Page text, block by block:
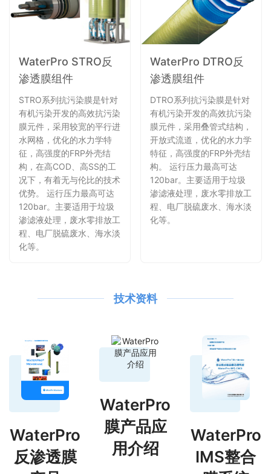
WaterPro STRO反
渗透膜组件
STRO系列抗污染膜是针对
有机污染开发的高效抗污染
膜元件，采用较宽的平行进
水网格，优化的水力学特
征，高强度的FRP外壳结
构，在高COD、高SS的工
况下，有着无与伦比的技术
优势。 运行压力最高可达
120bar。主要适用于垃圾
渗滤液处理，废水零排放工
程、电厂脱硫废水、海水淡
化等。
WaterPro DTRO反
渗透膜组件
DTRO系列抗污染膜是针对
有机污染开发的高效抗污染
膜元件，采用叠管式结构，
开放式流道，优化的水力学
特征，高强度的FRP外壳结
构。 运行压力最高可达
120bar。主要适用于垃圾
渗滤液处理，废水零排放工
程、电厂脱硫废水、海水淡
化等。
技术资料
WaterPro
反渗透膜
WaterPro
膜产品应
用介绍
WaterPro
IMS整合